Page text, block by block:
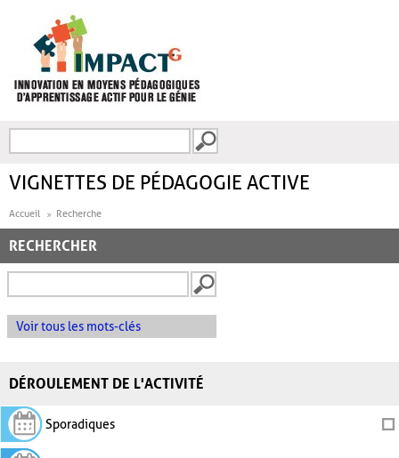
FORMULAIRE DE
VIGNETTES DE PÉDAGOGIE ACTIVE
Accueil Recherche
RECHERCHER
Voir tous les mots-clés
DÉROULEMENT DE L'ACTIVITÉ
Sporadiques